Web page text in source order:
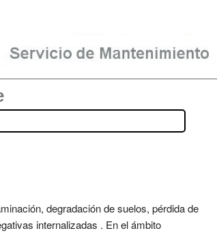
degradación de suelos, pérdida de
internalizadas . En el ámbito